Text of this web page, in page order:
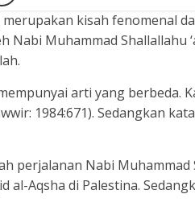
kisah fenomenal
Nabi Muhammad Shallallahu
arti yang berbeda.
1984:671). Sedangkan
perjalanan Nabi Muhammad
al-Aqsha di Palestina.